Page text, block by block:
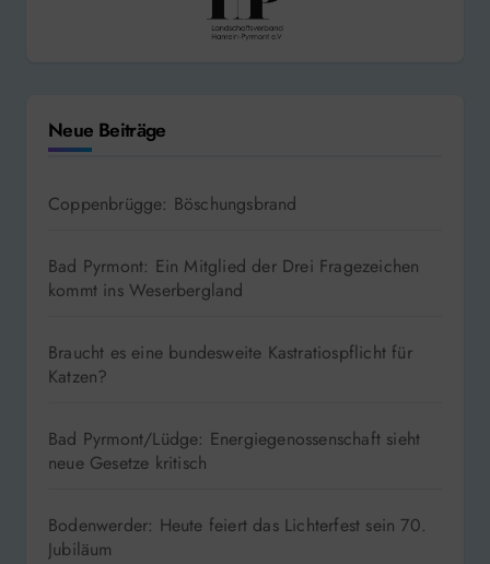
Neue Beiträge
Coppenbrügge: Böschungsbrand
Bad Pyrmont: Ein Mitglied der Drei Fragezeichen
kommt ins Weserbergland
Braucht es eine bundesweite Kastratiospflicht für
Katzen?
Bad Pyrmont/Lüdge: Energiegenossenschaft sieht
neue Gesetze kritisch
Bodenwerder: Heute feiert das Lichterfest sein 70.
Jubiläum